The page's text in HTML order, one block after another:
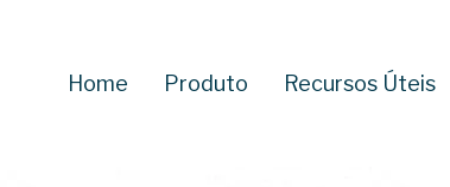
Home Produto Recursos Úteis